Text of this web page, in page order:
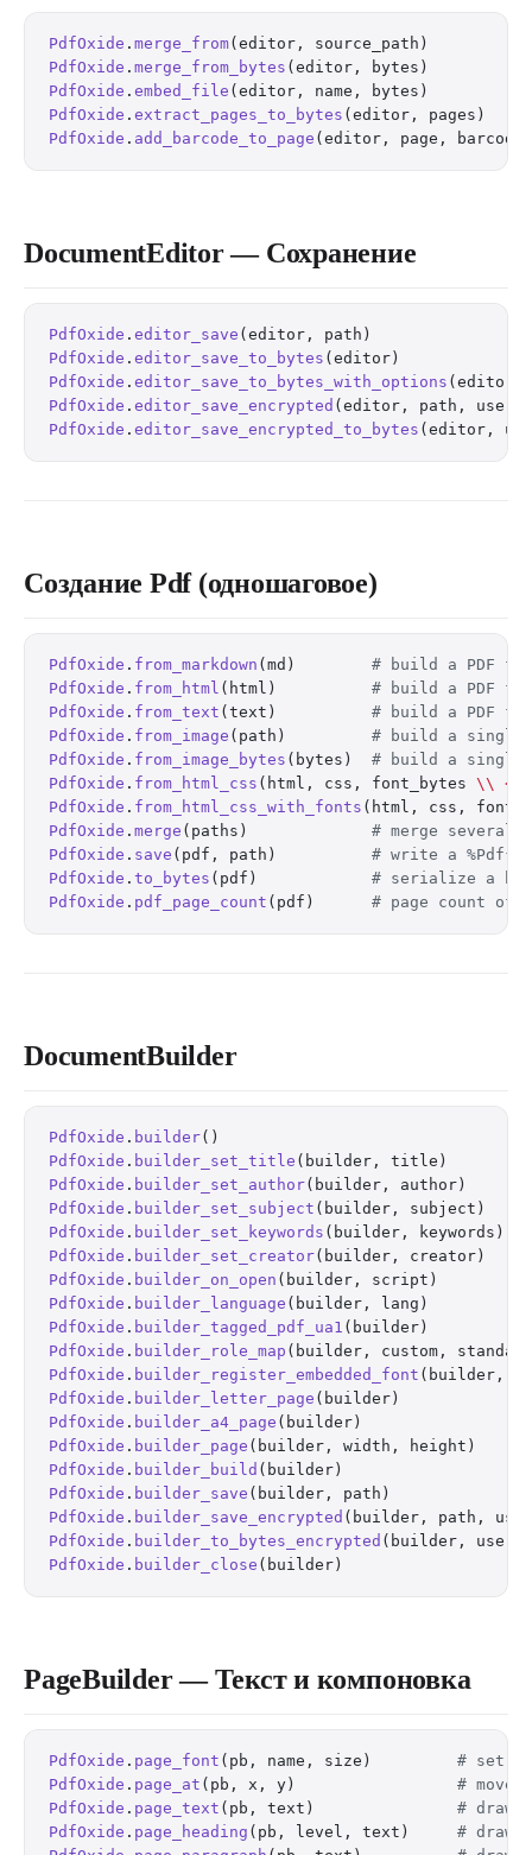
PdfOxide . merge_from(editor,
PdfOxide . merge_from_bytes (editor,
PdfOxide . embed_file (editor, name,
PdfOxide . extract_pages_to_bytes (editor,
PdfOxide . add_barcode_to_page (editor, page,
DocumentEditor — Сохранение
PdfOxide . editor_save (editor,
PdfOxide . editor_save_to_bytes
PdfOxide . editor_save_to_bytes_with_options (editor,
PdfOxide . editor_save_encrypted (editor, path,
PdfOxide . editor_save_encrypted_to_bytes (editor,
Создание Pdf (одношаговое)
PdfOxide . from_markdown (md) # build a PDF
PdfOxide . from_html (html) # build a PDF
PdfOxide . from_text (text) # build a PDF
PdfOxide . from_image (path) # build a single-
PdfOxide . from_image_bytes (bytes) # build a single-
PdfOxide . from_html_css (html, css, font_bytes \\
PdfOxide . from_html_css_with_fonts (html,
PdfOxide . merge (paths) # merge several
PdfOxide . save (pdf, path) # write a %Pdf{}
PdfOxide . to_bytes (pdf) # serialize a
PdfOxide . pdf_page_count (pdf) # page count of
DocumentBuilder
PdfOxide . builder
PdfOxide . builder_set_title (builder,
PdfOxide . builder_set_author(builder,
PdfOxide . builder_set_subject (builder,
PdfOxide . builder_set_keywords (builder,
PdfOxide . builder_set_creator(builder,
PdfOxide . builder_on_open (builder,
PdfOxide . builder_language (builder,
PdfOxide . builder_tagged_pdf_ua1
PdfOxide . builder_role_map (builder, custom,
PdfOxide . builder_register_embedded_font (builder,
PdfOxide . builder_letter_page
PdfOxide . builder_a4_page
PdfOxide . builder_page (builder, width,
PdfOxide . builder_build
PdfOxide . builder_save (builder,
PdfOxide . builder_save_encrypted (builder, path,
PdfOxide . builder_to_bytes_encrypted (builder,
PdfOxide . builder_close
PageBuilder — Текст и компоновка
PdfOxide . page_font (pb, name, size) # set
PdfOxide . page_at (pb, x, y) #
PdfOxide . page_text (pb, text) # draw
PdfOxide . page_heading (pb, level, text) # draw